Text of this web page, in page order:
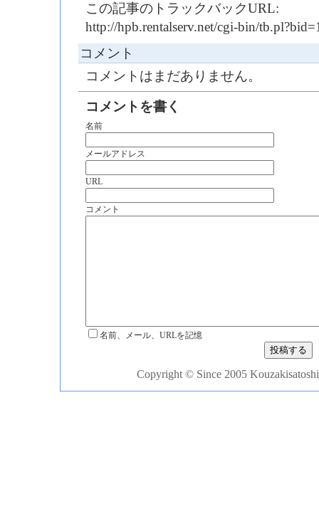
この記事のトラックバックURL:
http://hpb.rentalserv.net/cgi-bin/
コメント
コメントはまだありません。
コメントを書く
名前
メールアドレス
URL
コメント
名前、メール、URLを記憶
Copyright © Since 2005